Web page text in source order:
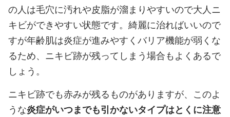
の人は毛穴に汚れや皮脂が溜まりやすいので大人ニ
キビができやすい状態です。綺麗に治ればいいので
すが年齢肌は炎症が進みやすくバリア機能が弱くな
るため、ニキビ跡が残ってしまう場合もよくあるで
しょう。
ニキビ跡でも赤みが残るものがありますが、このよ
うな炎症がいつまでも引かないタイプはとくに注意